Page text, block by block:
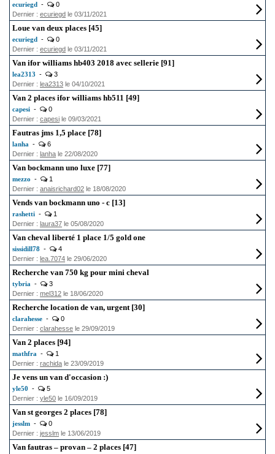
ecuriegd -
0
Dernier : ecuriegd le 03/11/2021
Loue van deux places [45]
ecuriegd -
0
Dernier : ecuriegd le 03/11/2021
Van ifor williams hb403 2018 avec sellerie [91]
lea2313 -
3
Dernier : lea2313 le 04/10/2021
Van 2 places ifor williams hb511 [49]
capesi -
0
Dernier : capesi le 09/03/2021
Fautras jms 1,5 place [78]
lanha -
6
Dernier : lanha le 22/08/2020
Van bockmann uno luxe [77]
mezzo -
1
Dernier : anaisrichard02 le 18/08/2020
Vends van bockmann uno - c [13]
rashetti -
1
Dernier : laura37 le 05/08/2020
Van cheval liberté 1 place 1/5 gold one
sissidill78 -
4
Dernier : lea.7074 le 29/06/2020
Recherche van 750 kg pour mini cheval
tybria -
3
Dernier : mel312 le 18/06/2020
Recherche location de van, urgent [30]
clarahesse -
0
Dernier : clarahesse le 29/09/2019
Van 2 places [94]
mathfra -
1
Dernier : rachida le 23/09/2019
Je vens un van d'occasion :)
yle50 -
5
Dernier : yle50 le 16/09/2019
Van st georges 2 places [78]
jesslm -
0
Dernier : jesslm le 13/06/2019
Van fautras – provan – 2 places [47]